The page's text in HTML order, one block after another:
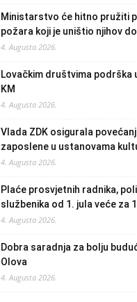
Ministarstvo će hitno pružiti
požara koji je uništio njihov
4. Augusta 2026.
Lovačkim društvima podrška
KM
4. Augusta 2026.
Vlada ZDK osigurala
zaposlene u ustanovama
4. Augusta 2026.
Plaće prosvjetnih radnika,
službenika od 1. jula veće za
4. Augusta 2026.
Dobra saradnja za bolju
Olova
4. Augusta 2026.